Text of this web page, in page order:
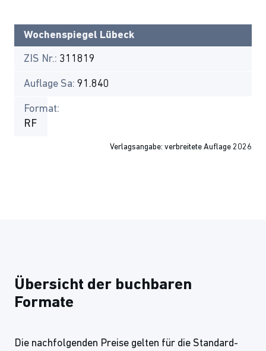
Wochenspiegel Lübeck
ZIS Nr.: 311819
Auflage Sa: 91.840
Format:
RF
Verlagsangabe: verbreitete Auflage 2026
Übersicht der buchbaren
Formate
Die nachfolgenden Preise gelten für die Standard-